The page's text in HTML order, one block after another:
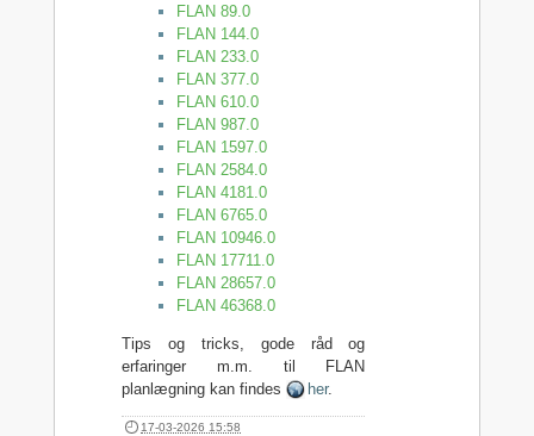
FLAN 89.0
FLAN 144.0
FLAN 233.0
FLAN 377.0
FLAN 610.0
FLAN 987.0
FLAN 1597.0
FLAN 2584.0
FLAN 4181.0
FLAN 6765.0
FLAN 10946.0
FLAN 17711.0
FLAN 28657.0
FLAN 46368.0
Tips og tricks, gode råd og
erfaringer m.m. til FLAN
planlægning kan findes
her.
17-03-2026 15:58